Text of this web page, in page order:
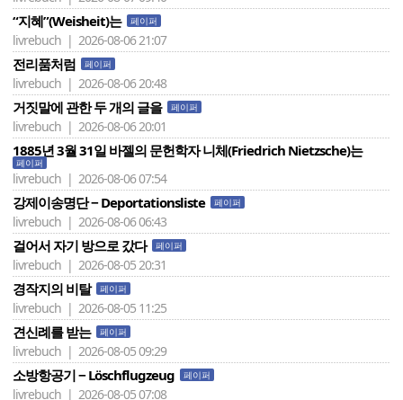
“지혜”(Weisheit)는 페이퍼
livrebuch | 2026-08-06 21:07
전리품처럼 페이퍼
livrebuch | 2026-08-06 20:48
거짓말에 관한 두 개의 글을 페이퍼
livrebuch | 2026-08-06 20:01
1885년 3월 31일 바젤의 문헌학자 니체(Friedrich Nietzsche)는
페이퍼
livrebuch | 2026-08-06 07:54
강제이송명단 − Deportationsliste 페이퍼
livrebuch | 2026-08-06 06:43
걸어서 자기 방으로 갔다 페이퍼
livrebuch | 2026-08-05 20:31
경작지의 비탈 페이퍼
livrebuch | 2026-08-05 11:25
견신례를 받는 페이퍼
livrebuch | 2026-08-05 09:29
소방항공기 − Löschflugzeug 페이퍼
livrebuch | 2026-08-05 07:08